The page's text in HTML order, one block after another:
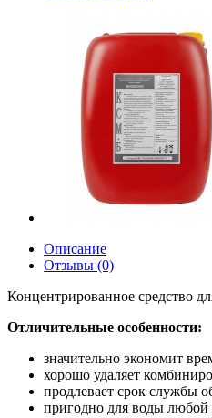
Описание
Отзывы (0)
Концентрированное средство
Отличительные особенности:
значительно экономит
хорошо удаляет
продлевает срок службы
пригодно для воды любой